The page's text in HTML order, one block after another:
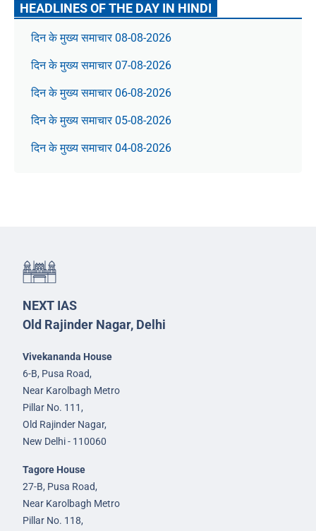
HEADLINES OF THE DAY IN HINDI
दिन के मुख्य समाचार 08-08-2026
दिन के मुख्य समाचार 07-08-2026
दिन के मुख्य समाचार 06-08-2026
दिन के मुख्य समाचार 05-08-2026
दिन के मुख्य समाचार 04-08-2026
NEXT IAS
Old Rajinder Nagar, Delhi
Vivekananda House
6-B, Pusa Road,
Near Karolbagh Metro
Pillar No. 111,
Old Rajinder Nagar,
New Delhi - 110060
Tagore House
27-B, Pusa Road,
Near Karolbagh Metro
Pillar No. 118,